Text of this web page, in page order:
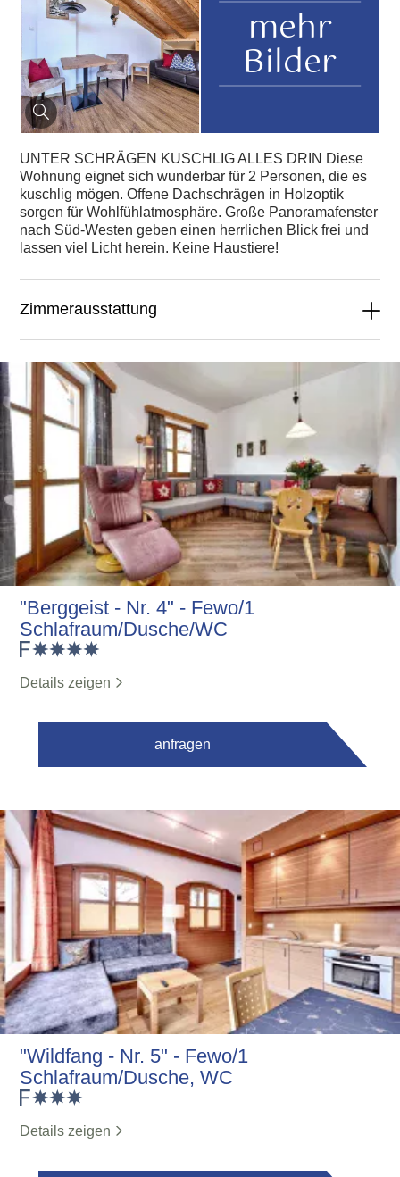
mehr
Bilder
UNTER SCHRÄGEN KUSCHLIG ALLES DRIN Diese
Wohnung eignet sich wunderbar für 2 Personen, die es
kuschlig mögen. Offene Dachschrägen in Holzoptik
sorgen für Wohlfühlatmosphäre. Große Panoramafenster
nach Süd-Westen geben einen herrlichen Blick frei und
lassen viel Licht herein. Keine Haustiere!
Zimmerausstattung
"Berggeist - Nr. 4" - Fewo/1
Schlafraum/Dusche/WC
Details zeigen
anfragen
"Wildfang - Nr. 5" - Fewo/1
Schlafraum/Dusche, WC
Details zeigen